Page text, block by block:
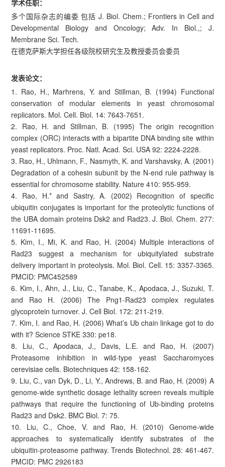
学术任职：
多个国际杂志的编委 包括 J. Biol. Chem.; Frontiers in Cell and
Developmental Biology and Oncology; Adv. In Biol.,; J.
Membrane Sci. Tech.
在德克萨斯大学担任各级院校研究生及教授委员会委员
发表论文：
1. Rao, H., Marhrens, Y. and Stillman, B. (1994) Functional
conservation of modular elements in yeast chromosomal
replicators. Mol. Cell. Biol. 14: 7643-7651.
2. Rao, H. and Stillman, B. (1995) The origin recognition
complex (ORC) interacts with a bipartite DNA binding site within
yeast replicators. Proc. Natl. Acad. Sci. USA 92: 2224-2228.
3. Rao, H., Uhlmann, F., Nasmyth, K. and Varshavsky, A. (2001)
Degradation of a cohesin subunit by the N-end rule pathway is
essential for chromosome stability. Nature 410: 955-959.
4. Rao, H.* and Sastry, A. (2002) Recognition of specific
ubiquitin conjugates is important for the proteolytic functions of
the UBA domain proteins Dsk2 and Rad23. J. Biol. Chem. 277:
11691-11695.
5. Kim, I., Mi, K. and Rao, H. (2004) Multiple interactions of
Rad23 suggest a mechanism for ubiquitylated substrate
delivery important in proteolysis. Mol. Biol. Cell. 15: 3357-3365.
PMCID: PMC452589
6. Kim, I., Ahn, J., Liu, C., Tanabe, K., Apodaca, J., Suzuki, T.
and Rao H. (2006) The Png1-Rad23 complex regulates
glycoprotein turnover. J. Cell Biol. 172: 211-219.
7. Kim, I. and Rao, H. (2006) What’s Ub chain linkage got to do
with it? Science STKE 330: pe18.
8. Liu, C., Apodaca, J., Davis, L.E. and Rao, H. (2007)
Proteasome inhibition in wild-type yeast Saccharomyces
cerevisiae cells. Biotechniques 42: 158-162.
9. Liu, C., van Dyk, D., Li, Y., Andrews, B. and Rao, H. (2009) A
genome-wide synthetic dosage lethality screen reveals multiple
pathways that require the functioning of Ub-binding proteins
Rad23 and Dsk2. BMC Biol. 7: 75.
10. Liu, C., Choe, V. and Rao, H. (2010) Genome-wide
approaches to systematically identify substrates of the
ubiquitin-proteasome pathway. Trends Biotechnol. 28: 461-467.
PMCID: PMC 2926183